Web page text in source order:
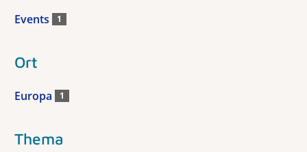
Events 1
Ort
Europa 1
Thema